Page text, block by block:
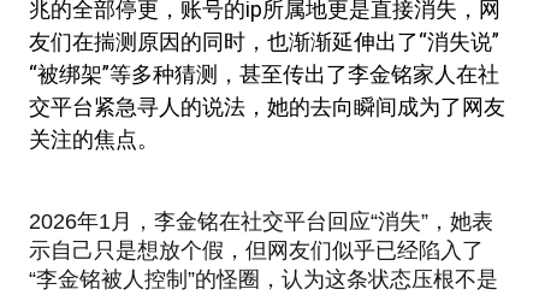
兆的全部停更，账号的ip所属地更是直接消失，网
友们在揣测原因的同时，也渐渐延伸出了“消失说”
“被绑架”等多种猜测，甚至传出了李金铭家人在社
交平台紧急寻人的说法，她的去向瞬间成为了网友
关注的焦点。
2026年1月，李金铭在社交平台回应“消失”，她表
示自己只是想放个假，但网友们似乎已经陷入了
“李金铭被人控制”的怪圈，认为这条状态压根不是